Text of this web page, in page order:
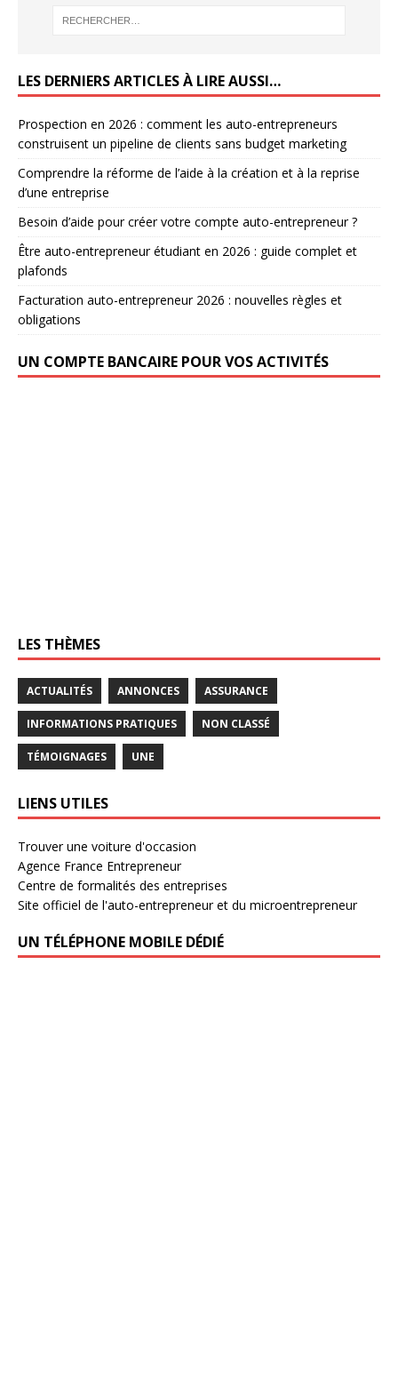
LES DERNIERS ARTICLES À LIRE AUSSI…
Prospection en 2026 : comment les auto-entrepreneurs
construisent un pipeline de clients sans budget marketing
Comprendre la réforme de l’aide à la création et à la reprise
d’une entreprise
Besoin d’aide pour créer votre compte auto-entrepreneur ?
Être auto-entrepreneur étudiant en 2026 : guide complet et
plafonds
Facturation auto-entrepreneur 2026 : nouvelles règles et
obligations
UN COMPTE BANCAIRE POUR VOS ACTIVITÉS
LES THÈMES
ACTUALITÉS ANNONCES ASSURANCE
INFORMATIONS PRATIQUES NON CLASSÉ
TÉMOIGNAGES UNE
LIENS UTILES
Trouver une voiture d'occasion
Agence France Entrepreneur
Centre de formalités des entreprises
Site officiel de l'auto-entrepreneur et du microentrepreneur
UN TÉLÉPHONE MOBILE DÉDIÉ